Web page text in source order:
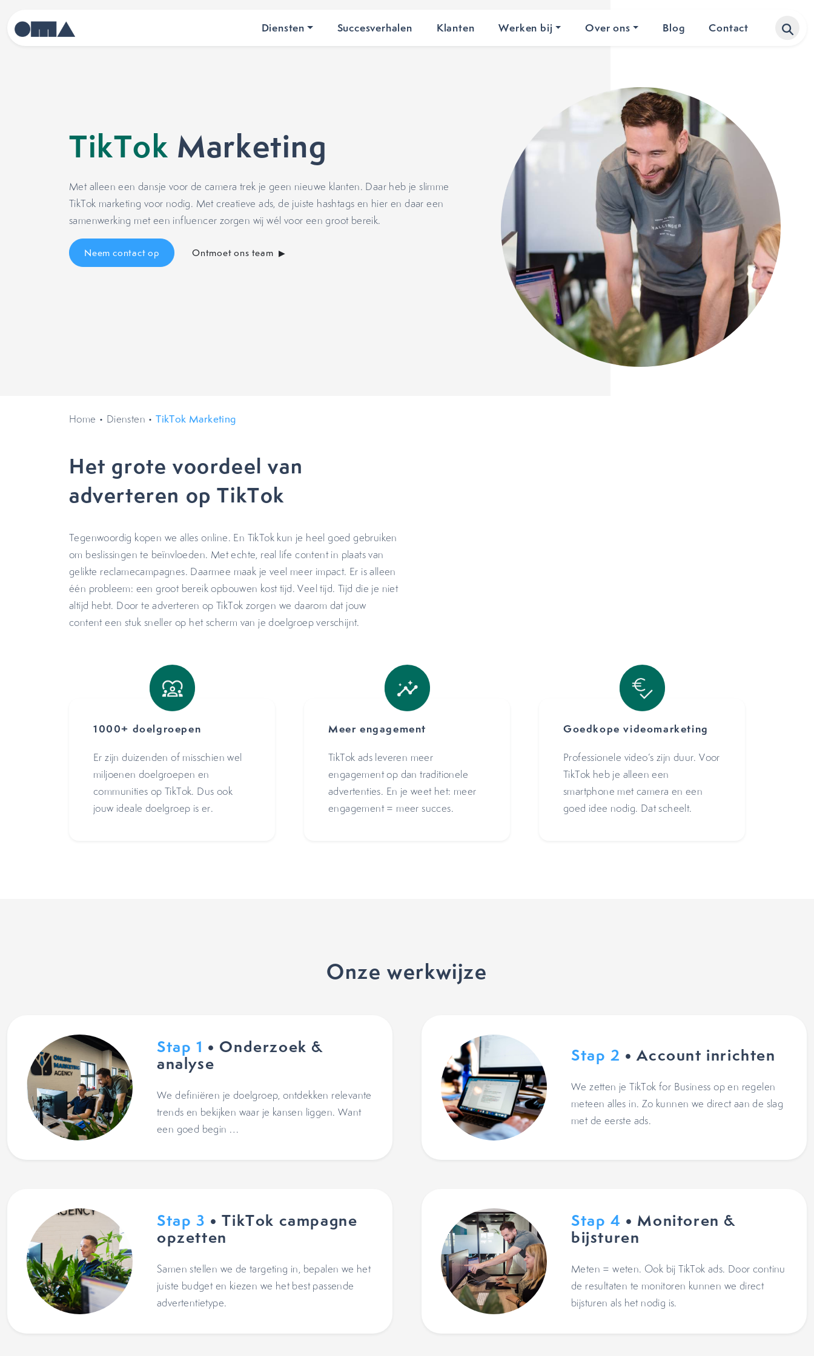
Diensten Succesverhalen Klanten Werken bij Over ons Blog Contact
TikTok Marketing
Met alleen een dansje voor de camera trek je geen nieuwe klanten. Daar heb je slimme
TikTok marketing voor nodig. Met creatieve ads, de juiste hashtags en hier en daar een
samenwerking met een influencer zorgen wij wél voor een groot bereik.
Neem contact op Ontmoet ons team
Home • Diensten •TikTok Marketing
Het grote voordeel van
adverteren op TikTok
Tegenwoordig kopen we alles online. En TikTok kun je heel goed gebruiken
om beslissingen te beïnvloeden. Met echte, real life content in plaats van
gelikte reclamecampagnes. Daarmee maak je veel meer impact. Er is alleen
één probleem: een groot bereik opbouwen kost tijd. Veel tijd. Tijd die je niet
altijd hebt. Door te adverteren op TikTok zorgen we daarom dat jouw
content een stuk sneller op het scherm van je doelgroep verschijnt.
1000+ doelgroepen
Er zijn duizenden of misschien wel
miljoenen doelgroepen en
communities op TikTok. Dus ook
jouw ideale doelgroep is er.
Meer engagement
TikTok ads leveren meer
engagement op dan traditionele
advertenties. En je weet het: meer
engagement = meer succes.
Goedkope videomarketing
Professionele video’s zijn duur. Voor
TikTok heb je alleen een
smartphone met camera en een
goed idee nodig. Dat scheelt.
Onze werkwijze
Stap 1 • Onderzoek &
analyse
We definiëren je doelgroep, ontdekken relevante
trends en bekijken waar je kansen liggen. Want
een goed begin …
Stap 2 • Account inrichten
We zetten je TikTok for Business op en regelen
meteen alles in. Zo kunnen we direct aan de slag
met de eerste ads.
Stap 3 • TikTok campagne
opzetten
Samen stellen we de targeting in, bepalen we het
juiste budget en kiezen we het best passende
advertentietype.
Stap 4 • Monitoren &
bijsturen
Meten = weten. Ook bij TikTok ads. Door continu
de resultaten te monitoren kunnen we direct
bijsturen als het nodig is.